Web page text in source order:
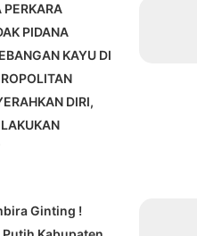
PERKARA
PIDANA
KAYU DI
DIRI,
Ginting !